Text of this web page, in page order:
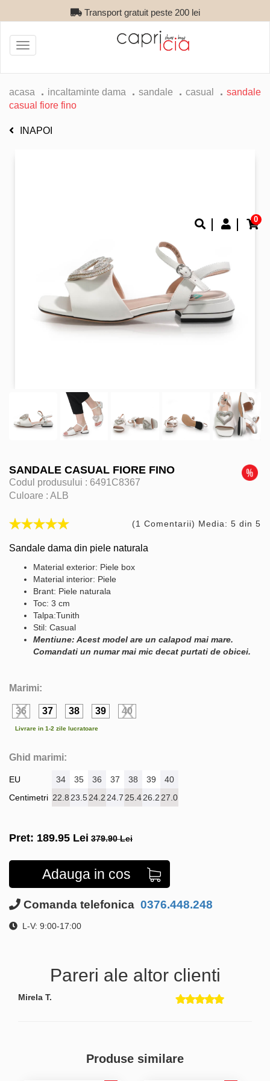
Transport gratuit peste 200 lei
0
Toggle
navigation
acasa incaltaminte dama sandale casual
sandale
casual fiore fino
INAPOI
SANDALE CASUAL FIORE FINO
Codul produsului : 6491C8367
Culoare : ALB
(1 Comentarii) Media: 5 din 5
Sandale dama din piele naturala
Material exterior: Piele box
Material interior: Piele
Brant: Piele naturala
Toc: 3 cm
Talpa:Tunith
Stil: Casual
Mentiune: Acest model are un calapod mai mare.
Comandati un numar mai mic decat purtati de obicei.
Marimi:
36 37 38 39 40
Livrare in 1-2 zile lucratoare
Ghid marimi:
EU
Centimetri
34 35 36 37 38 39
40
22.8 23.524.2 24.7 25.426.2 27.0
Pret: 189.95 Lei 379.90 Lei
Adauga in cos
Comanda telefonica 0376.448.248
L-V: 9:00-17:00
Pareri ale altor clienti
Mirela T.
Produse similare